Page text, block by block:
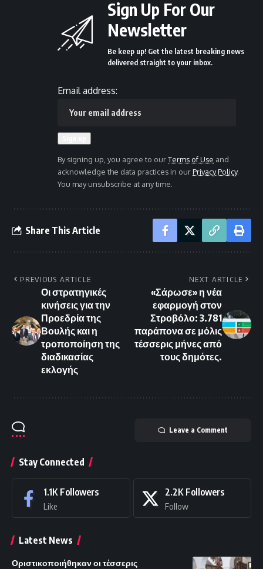
Sign Up For Our
Newsletter
Be keep up! Get the latest breaking news
delivered straight to your inbox.
Email address:
By signing up, you agree to ourTerms of Use and
acknowledge the data practices in ourPrivacy Policy.
You may unsubscribe at any time.
Share This Article
PREVIOUS ARTICLE
Οι στρατηγικές
κινήσεις για την
Προεδρία της
Βουλής και η
τροποποίηση της
διαδικασίας
εκλογής
NEXT ARTICLE
«Σάρωσε» η νέα
εφαρμογή στον
Στροβόλο: 3.781
παράπονα σε μόλις
τέσσερις μήνες από
τους δημότες.
Leave a Comment
Stay Connected
1.1K Followers
Like
2.2K Followers
Follow
Latest News
Οριστικοποιήθηκαν οι τέσσερις